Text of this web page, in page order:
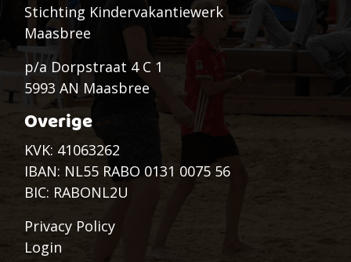
Stichting Kindervakantiewerk
Maasbree
p/a Dorpstraat 4 C 1
5993 AN Maasbree
Overige
KVK: 41063262
IBAN: NL55 RABO 0131 0075 56
BIC: RABONL2U
Privacy Policy
Login